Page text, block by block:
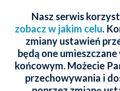
Nasz serwis
zobacz w jakim celu.
zmiany ustawień
będą one
końcowym. Możecie
przechowywania i